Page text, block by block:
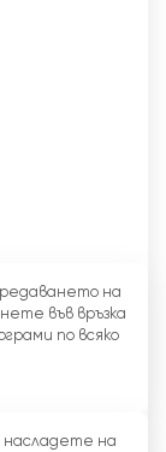
който
Raah
светло
на
във връзка
по всяко
насладете на